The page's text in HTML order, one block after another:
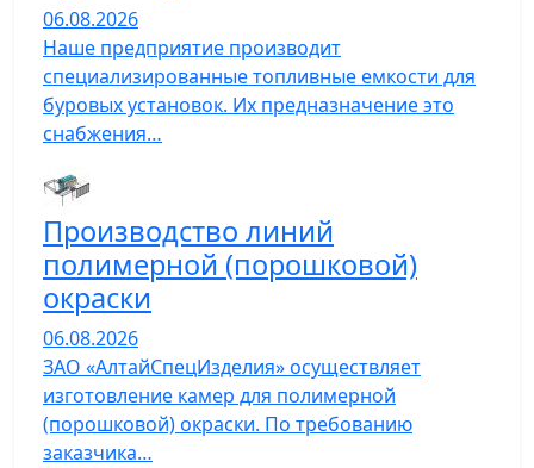
06.08.2026
Наше предприятие производит
специализированные топливные емкости для
буровых установок. Их предназначение это
снабжения…
Производство линий
полимерной (порошковой)
окраски
06.08.2026
ЗАО «АлтайСпецИзделия» осуществляет
изготовление камер для полимерной
(порошковой) окраски. По требованию
заказчика…